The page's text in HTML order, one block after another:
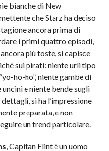
bianche di New
che Starz ha deciso
ancora prima di
i primi quattro episodi,
più toste, si capisce
sui pirati: niente urli tipo
ho-ho”, niente gambe di
e niente bende sugli
si ha l’impressione
preparata, e non
un trend particolare.
, Capitan Flint è un uomo